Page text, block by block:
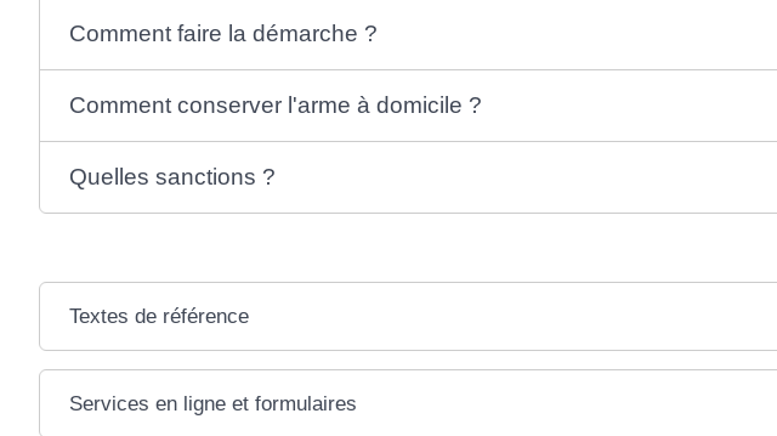
Comment faire la démarche ?
Comment conserver l'arme à domicile ?
Quelles sanctions ?
Textes de référence
Services en ligne et formulaires